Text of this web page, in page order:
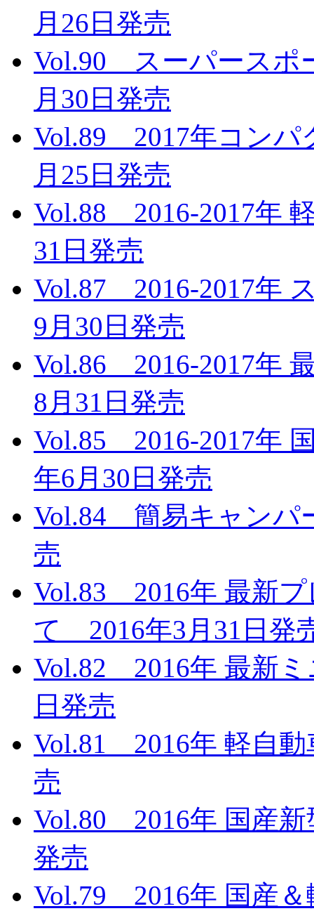
月26日発売
Vol.90 スーパースポ
月30日発売
Vol.89 2017年コンパ
月25日発売
Vol.88 2016-2017年
31日発売
Vol.87 2016-2017年
9月30日発売
Vol.86 2016-2017年
8月31日発売
Vol.85 2016-2017年
年6月30日発売
Vol.84 簡易キャンパ
売
Vol.83 2016年 最新
て 2016年3月31日発
Vol.82 2016年 最新
日発売
Vol.81 2016年 軽自
売
Vol.80 2016年 国産
発売
Vol.79 2016年 国産